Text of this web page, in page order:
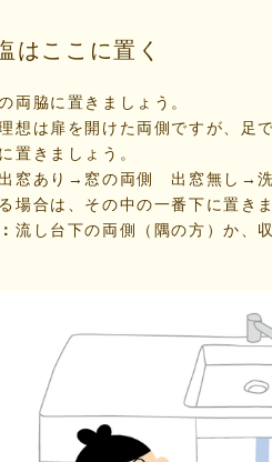
はここに置く
両脇に置きましょう。
想は扉を開けた両側ですが、足
置きましょう。
窓あり→窓の両側 出窓無し→洗
場合は、その中の一番下に置き
流し台下の両側（隅の方）か、